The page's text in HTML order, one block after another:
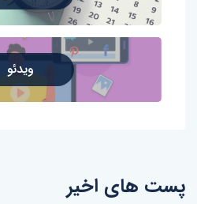
ویدئو
پست های اخیر